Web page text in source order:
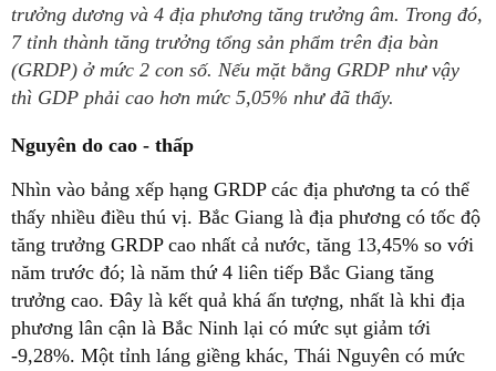
trưởng dương và 4 địa phương tăng trưởng âm. Trong đó,
7 tỉnh thành tăng trưởng tổng sản phẩm trên địa bàn
(GRDP) ở mức 2 con số. Nếu mặt bằng GRDP như vậy
thì GDP phải cao hơn mức 5,05% như đã thấy.
Nguyên do cao - thấp
Nhìn vào bảng xếp hạng GRDP các địa phương ta có thể
thấy nhiều điều thú vị. Bắc Giang là địa phương có tốc độ
tăng trưởng GRDP cao nhất cả nước, tăng 13,45% so với
năm trước đó; là năm thứ 4 liên tiếp Bắc Giang tăng
trưởng cao. Đây là kết quả khá ấn tượng, nhất là khi địa
phương lân cận là Bắc Ninh lại có mức sụt giảm tới
-9,28%. Một tỉnh láng giềng khác, Thái Nguyên có mức